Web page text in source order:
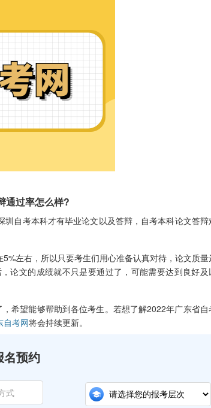
过率怎么样?
自考本科才有毕业论文以及答辩，自考本科论文答辩
左右，所以只要考生们用心准备认真对待，论文质量
论文的成绩就不只是要通过了，可能需要达到良好及
，希望能够帮助到各位考生。若想了解2022年广东省自
自考网将会持续更新。
名预约